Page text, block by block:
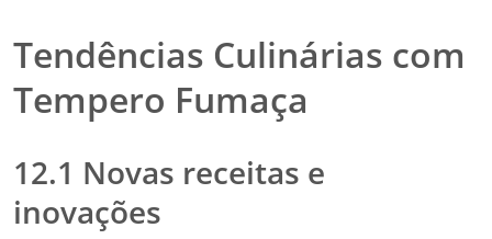
Tendências Culinárias com
Tempero Fumaça
12.1 Novas receitas e
inovações